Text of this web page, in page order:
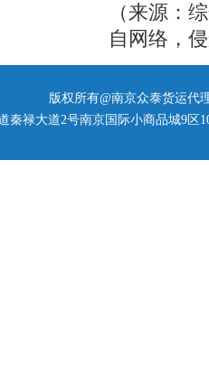
（来源：
自网络，
版权所有@南京众泰货运代
禄大道2号南京国际小商品城9区